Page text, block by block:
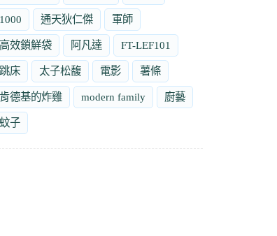
1000 通天狄仁傑 軍師
高效鎖鮮袋 阿凡達 FT-LEF101
跳床 太子松馥 電影 薯條
肯德基的炸雞 modern family 廚藝
蚊子